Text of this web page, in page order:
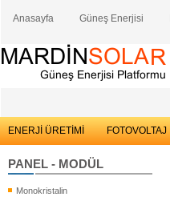
Anasayfa Güneş Enerjisi
ENERJİ ÜRETİMİ FOTOVOLTAJ
PANEL - MODÜL
Monokristalin